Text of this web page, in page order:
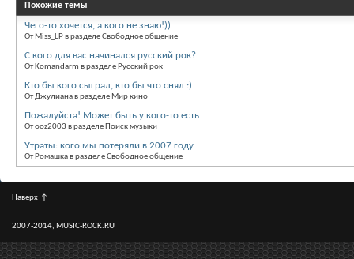
Похожие темы
Чего-то хочется, а кого не знаю!))
От Miss_LP в разделе Свободное общение
С кого для вас начинался русский рок?
От Komandarm в разделе Русский рок
Кто бы кого сыграл, кто бы что снял :)
От Джулиана в разделе Мир кино
Пожалуйста! Может быть у кого-то есть
От ooz2003 в разделе Поиск музыки
Утраты: кого мы потеряли в 2007 году
От Ромашка в разделе Свободное общение
Наверх ↑
2007-2014, MUSIC-ROCK.RU